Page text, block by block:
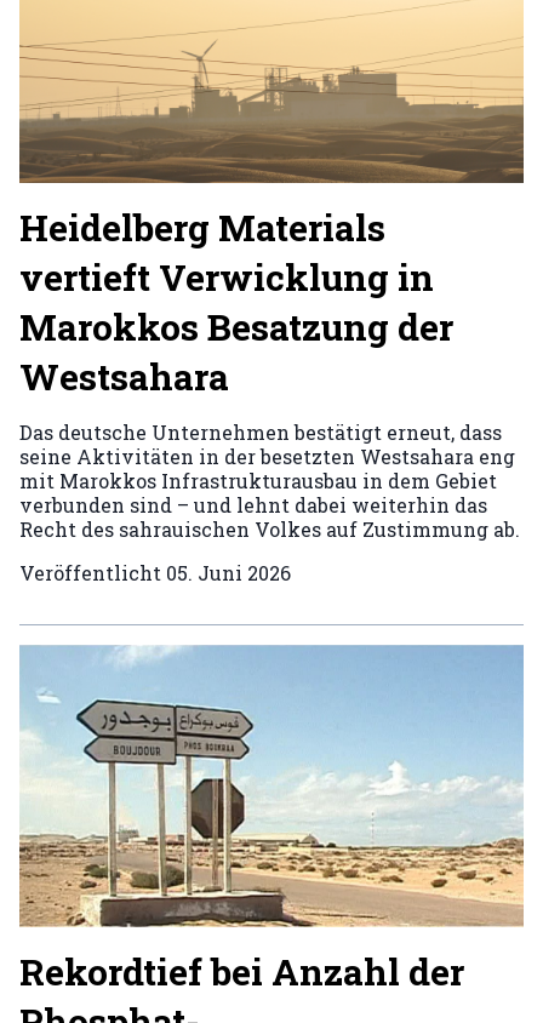
Heidelberg Materials
vertieft Verwicklung in
Marokkos Besatzung der
Westsahara
Das deutsche Unternehmen bestätigt erneut, dass
seine Aktivitäten in der besetzten Westsahara eng
mit Marokkos Infrastrukturausbau in dem Gebiet
verbunden sind – und lehnt dabei weiterhin das
Recht des sahrauischen Volkes auf Zustimmung ab.
Veröffentlicht 05. Juni 2026
Rekordtief bei Anzahl der